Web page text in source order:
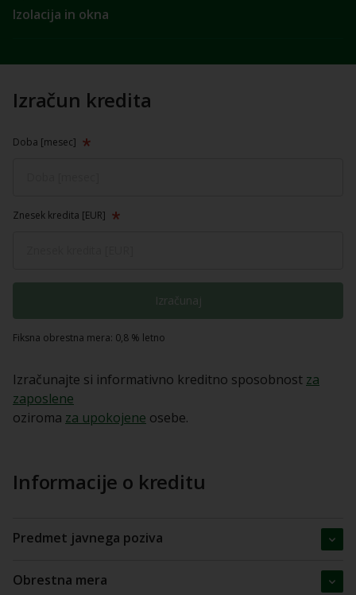
Izolacija in okna
Izračun kredita
Doba [mesec]
Znesek kredita [EUR]
Izračunaj
Fiksna obrestna mera: 0,8 % letno
Izračunajte si informativno kreditno sposobnost za
zaposlene
oziroma za upokojene osebe.
Informacije o kreditu
Predmet javnega poziva
Obrestna mera